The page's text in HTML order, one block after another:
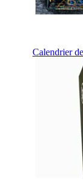
Calendrier